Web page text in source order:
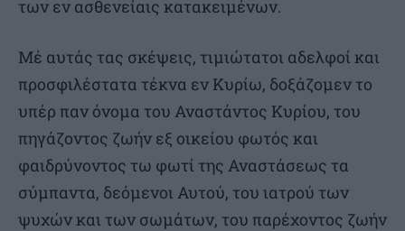
των εν ασθενείαις κατακειμένων.
Μέ αυτάς τας σκέψεις, τιμιώτατοι αδελφοί και
προσφιλέστατα τέκνα εν Κυρίω, δοξάζομεν το
υπέρ παν όνομα του Αναστάντος Κυρίου, του
πηγάζοντος ζωήν εξ οικείου φωτός και
φαιδρύνοντος τω φωτί της Αναστάσεως τα
σύμπαντα, δεόμενοι Αυτού, του ιατρού των
ψυχών και των σωμάτων, του παρέχοντος ζωήν